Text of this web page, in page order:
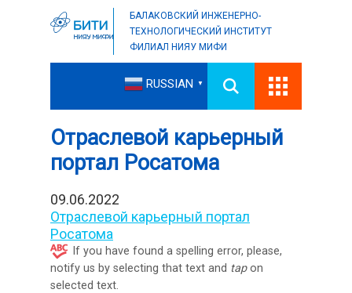
БАЛАКОВСКИЙ ИНЖЕНЕРНО-
ТЕХНОЛОГИЧЕСКИЙ ИНСТИТУТ
ФИЛИАЛ НИЯУ МИФИ
RUSSIAN ▼
Отраслевой карьерный
портал Росатома
09.06.2022
Отраслевой карьерный портал
Росатома
If you have found a spelling error, please,
notify us by selecting that text and tapon
selected text.